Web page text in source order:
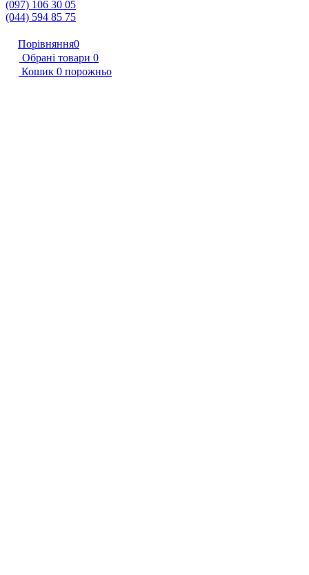
(097) 106 30 05
(044) 594 85 75
Порівняння0
Обрані товари 0
Кошик 0 порожньо